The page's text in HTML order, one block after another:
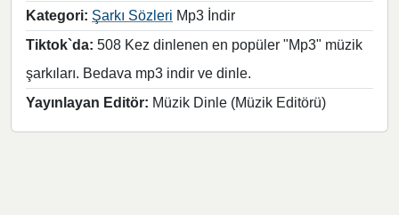
Kategori: Şarkı Sözleri Mp3 İndir
Tiktok`da: 508 Kez dinlenen en popüler "Mp3" müzik
şarkıları. Bedava mp3 indir ve dinle.
Yayınlayan Editör: Müzik Dinle (Müzik Editörü)